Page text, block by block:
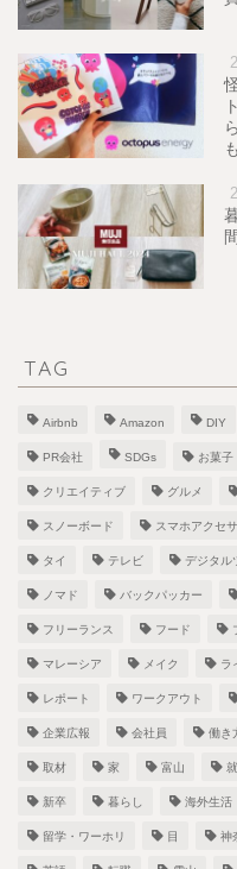
TAG
Airbnb Amazon DIY
PR会社 SDGs お菓子
クリエイティブ グルメ
スノーボード スマホアクセ
タイ テレビ デジタル
ノマド バックパッカー
フリーランス フード
マレーシア メイク ラ
レポート ワークアウト
企業広報 会社員 働き
取材 家 富山
新卒 暮らし 海外生活
留学・ワーホリ 目 神